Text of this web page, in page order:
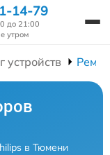
14-79
до 21:00
утром
устройств
в Тюмени